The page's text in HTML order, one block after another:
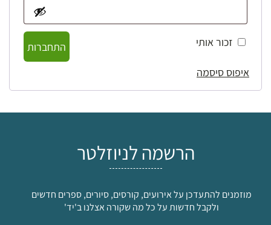
זכור אותי
התחברות
איפוס סיסמה
הרשמה לניוזלטר
מוזמנים להתעדכן על אירועים, קורסים, סיורים, ספרים חדשים
ולקבל חדשות על כל מה שקורה אצלנו ב'יד'